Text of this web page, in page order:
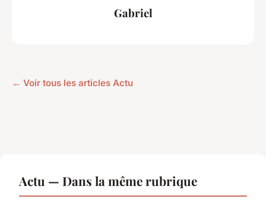
Gabriel
← Voir tous les articles Actu
Actu — Dans la même rubrique